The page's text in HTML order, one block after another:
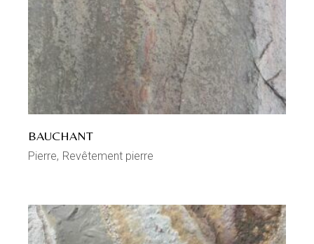
BAUCHANT
Pierre Revêtement pierre